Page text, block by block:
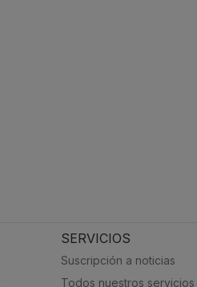
SERVICIOS
Suscripción a noticias
Todos nuestros servicios